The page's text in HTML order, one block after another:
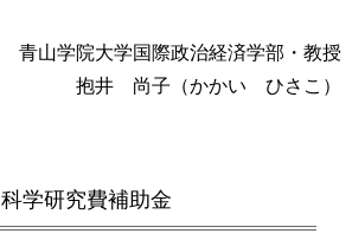
青山学院大学国際政治経済学部・教授
抱井 尚子（かかい ひさこ）
科学研究費補助金